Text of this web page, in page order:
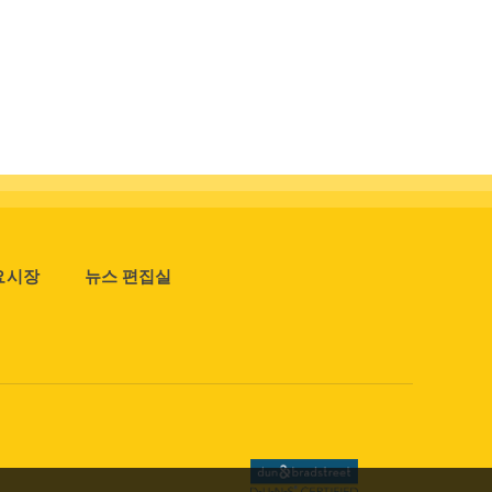
시장 뉴스 편집실